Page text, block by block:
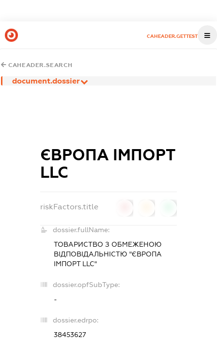
CAHEADER.GETTEST
CAHEADER.SEARCH
document.dossier
ЄВРОПА ІМПОРТ
LLC
riskFactors.title
dossier.fullName:
ТОВАРИСТВО З ОБМЕЖЕНОЮ
ВІДПОВІДАЛЬНІСТЮ "ЄВРОПА
ІМПОРТ LLC"
dossier.opfSubType:
-
dossier.edrpo:
38453627